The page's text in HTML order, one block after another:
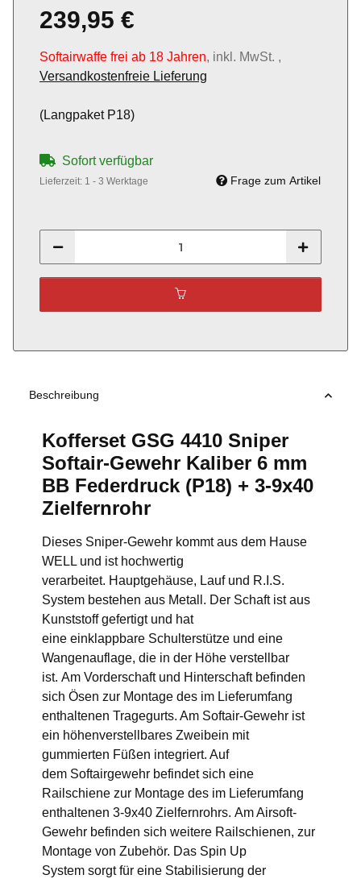
239,95 €
Softairwaffe frei ab 18 Jahren, inkl. MwSt. ,
Versandkostenfreie Lieferung
(Langpaket P18)
Sofort verfügbar
Lieferzeit: 1 - 3 Werktage Frage zum Artikel
Beschreibung
Kofferset GSG 4410 Sniper
Softair-Gewehr Kaliber 6 mm
BB Federdruck (P18) + 3-9x40
Zielfernrohr
Dieses Sniper-Gewehr kommt aus dem Hause
WELL und ist hochwertig
verarbeitet. Hauptgehäuse, Lauf und R.I.S.
System bestehen aus Metall. Der Schaft ist aus
Kunststoff gefertigt und hat
eine einklappbare Schulterstütze und eine
Wangenauflage, die in der Höhe verstellbar
ist. Am Vorderschaft und Hinterschaft befinden
sich Ösen zur Montage des im Lieferumfang
enthaltenen Tragegurts. Am Softair-Gewehr ist
ein höhenverstellbares Zweibein mit
gummierten Füßen integriert. Auf
dem Softairgewehr befindet sich eine
Railschiene zur Montage des im Lieferumfang
enthaltenen 3-9x40 Zielfernrohrs. Am Airsoft-
Gewehr befinden sich weitere Railschienen, zur
Montage von Zubehör. Das Spin Up
System sorgt für eine Stabilisierung der